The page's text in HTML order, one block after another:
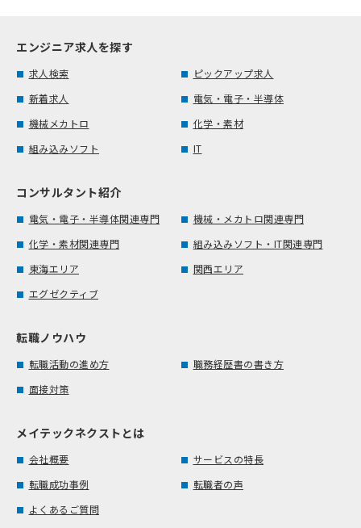
エンジニア求人を探す
求人検索
ピックアップ求人
新着求人
電気・電子・半導体
機械メカトロ
化学・素材
組み込みソフト
IT
コンサルタント紹介
電気・電子・半導体関連専門
機械・メカトロ関連専門
化学・素材関連専門
組み込みソフト・IT関連専門
東海エリア
関西エリア
エグゼクティブ
転職ノウハウ
転職活動の進め方
職務経歴書の書き方
面接対策
メイテックネクストとは
会社概要
サービスの特長
転職成功事例
転職者の声
よくあるご質問